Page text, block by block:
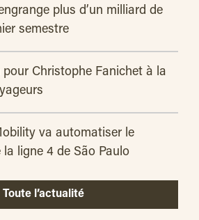
plus d’un milliard de
semestre
pour Christophe Fanichet à la
va automatiser le
ligne 4 de São Paulo
Toute l’actualité